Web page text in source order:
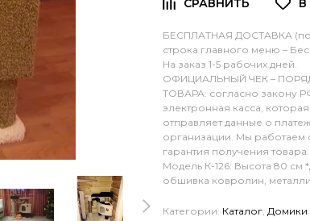
БЕСПЛАТНАЯ ДОСТАВКА
строка главного меню –
На заказ 1-5 рабочих дней.
ОФИЦИАЛЬНЫЙ ЧЕК –
ТОВАРА: согласно закону
электронная касса,
отправляет данные о
организации. Мы работаем
гарантия получения товара.
Модель К-126: Высота 80 см
обшивка ковролин,
Категории: Каталог, Домики